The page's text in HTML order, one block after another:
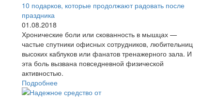
10 подарков, которые продолжают радовать после
праздника
01.08.2018
Хронические боли или скованность в мышцах —
частые спутники офисных сотрудников, любительниц
высоких каблуков или фанатов тренажерного зала. И
эта боль вызвана повседневной физической
активностью.
Подробнее